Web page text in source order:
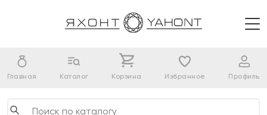
Главная Каталог Корзина Избранное Профиль